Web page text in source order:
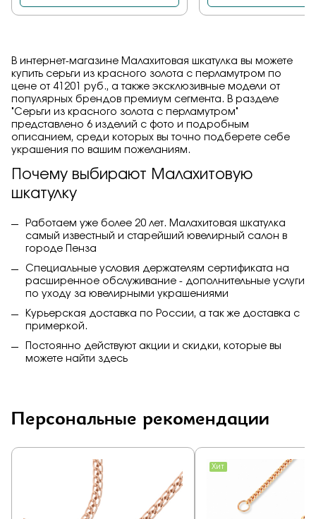
В интернет-магазине Малахитовая шкатулка вы можете
купить серьги из красного золота с перламутром по
цене от 41201 руб., а также эксклюзивные модели от
популярных брендов премиум сегмента. В разделе
"Серьги из красного золота с перламутром"
представлено 6 изделий с фото и подробным
описанием, среди которых вы точно подберете себе
украшения по вашим пожеланиям.
Почему выбирают Малахитовую
шкатулку
Работаем уже более 20 лет. Малахитовая шкатулка
самый известный и старейший ювелирный салон в
городе Пенза
Специальные условия держателям сертификата на
расширенное обслуживание - дополнительные услуги
по уходу за ювелирными украшениями
Курьерская доставка по России, а так же доставка с
примеркой.
Постоянно действуют акции и скидки, которые вы
можете найти здесь
Персональные рекомендации